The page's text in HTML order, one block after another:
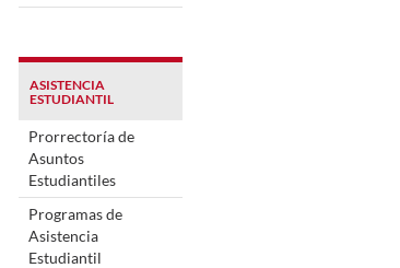
ASISTENCIA
ESTUDIANTIL
Prorrectoría de
Asuntos
Estudiantiles
Programas de
Asistencia
Estudiantil